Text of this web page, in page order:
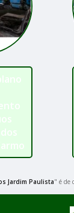
Jardim Paulista" é de